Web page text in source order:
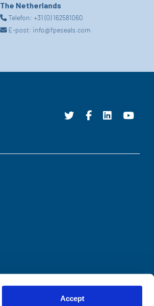
Accept
The Netherlands
Telefon:+31 (0) 162581060
E-post: info@fpeseals.com